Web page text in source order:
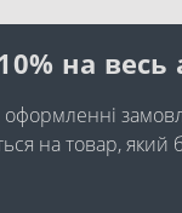
на
на товар, який